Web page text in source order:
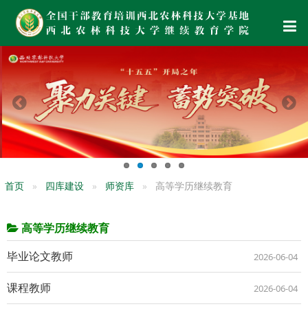
首页 四库建设 师资库 高等学历继续教育
高等学历继续教育
毕业论文教师
2026-06-04
课程教师 2026-06-04